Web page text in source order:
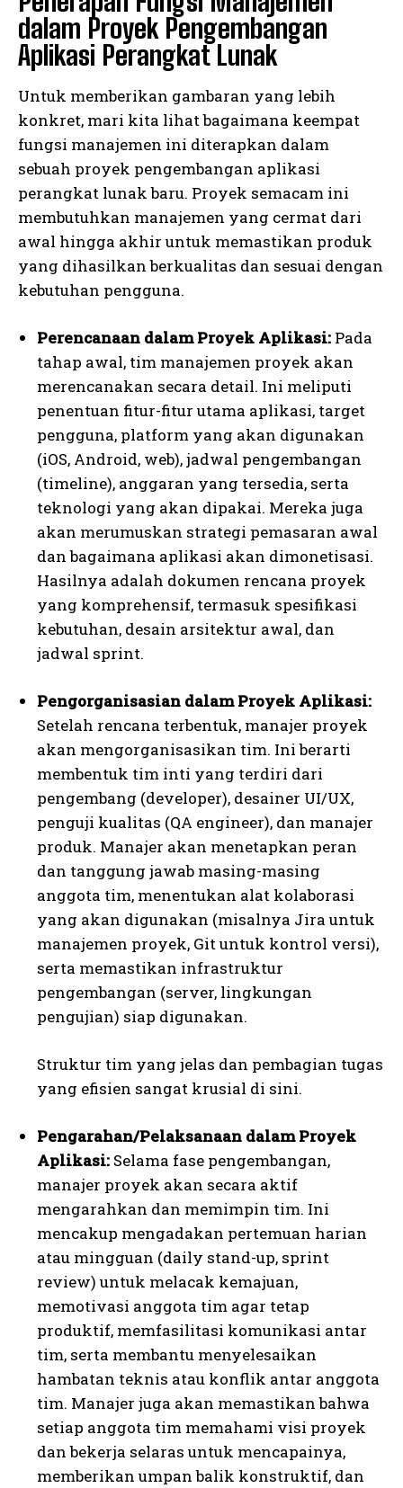
dalam Proyek Pengembangan
Aplikasi Perangkat Lunak
Untuk memberikan gambaran yang lebih
konkret, mari kita lihat bagaimana keempat
fungsi manajemen ini diterapkan dalam
sebuah proyek pengembangan aplikasi
perangkat lunak baru. Proyek semacam ini
membutuhkan manajemen yang cermat dari
awal hingga akhir untuk memastikan produk
yang dihasilkan berkualitas dan sesuai dengan
kebutuhan pengguna.
Perencanaan dalam Proyek Aplikasi: Pada
tahap awal, tim manajemen proyek akan
merencanakan secara detail. Ini meliputi
penentuan fitur-fitur utama aplikasi, target
pengguna, platform yang akan digunakan
(iOS, Android, web), jadwal pengembangan
(timeline), anggaran yang tersedia, serta
teknologi yang akan dipakai. Mereka juga
akan merumuskan strategi pemasaran awal
dan bagaimana aplikasi akan dimonetisasi.
Hasilnya adalah dokumen rencana proyek
yang komprehensif, termasuk spesifikasi
kebutuhan, desain arsitektur awal, dan
jadwal sprint.
Pengorganisasian dalam Proyek Aplikasi:
Setelah rencana terbentuk, manajer proyek
akan mengorganisasikan tim. Ini berarti
membentuk tim inti yang terdiri dari
pengembang (developer), desainer UI/UX,
penguji kualitas (QA engineer), dan manajer
produk. Manajer akan menetapkan peran
dan tanggung jawab masing-masing
anggota tim, menentukan alat kolaborasi
yang akan digunakan (misalnya Jira untuk
manajemen proyek, Git untuk kontrol versi),
serta memastikan infrastruktur
pengembangan (server, lingkungan
pengujian) siap digunakan.
Struktur tim yang jelas dan pembagian tugas
yang efisien sangat krusial di sini.
Pengarahan/Pelaksanaan dalam Proyek
Aplikasi: Selama fase pengembangan,
manajer proyek akan secara aktif
mengarahkan dan memimpin tim. Ini
mencakup mengadakan pertemuan harian
atau mingguan (daily stand-up, sprint
review) untuk melacak kemajuan,
memotivasi anggota tim agar tetap
produktif, memfasilitasi komunikasi antar
tim, serta membantu menyelesaikan
hambatan teknis atau konflik antar anggota
tim. Manajer juga akan memastikan bahwa
setiap anggota tim memahami visi proyek
dan bekerja selaras untuk mencapainya,
memberikan umpan balik konstruktif, dan